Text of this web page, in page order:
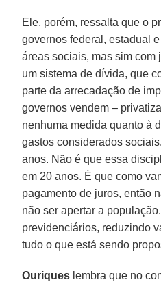
Ele, porém, ressalta que o
governos federal, estadual
áreas sociais, mas sim com
um sistema de dívida, que
parte da arrecadação de
governos vendem –
nenhuma medida quanto à
gastos considerados
anos. Não é que essa
em 20 anos. É que como
pagamento de juros, então
não ser apertar a
previdenciários, reduzindo
tudo o que está sendo
Ouriques lembra que no